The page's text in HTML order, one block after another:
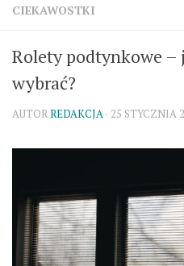
CIEKAWOSTKI
Rolety podtynkowe –
wybrać?
AUTORREDAKCJA · 25 STYCZNIA